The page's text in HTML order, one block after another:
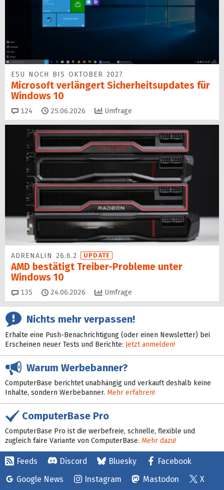
ESU NOCH BIS OKTOBER 2027
Microsoft verlängert Sicherheitsupdates für
Windows 10
124 Kommentare
25.06.2026 Umfrage
ADRENALIN 26.6.2 UPDATE
AMD bestätigt Treiber-Probleme unter
Windows 10
135 Kommentare
24.06.2026 Umfrage
Nichts mehr verpassen!
Erhalte eine Push-Benachrichtigung (oder einen Newsletter) bei
Erscheinen neuer Tests und Berichte: Jetzt anmelden!
Warum Werbebanner?
ComputerBase berichtet unabhängig und verkauft deshalb keine
Inhalte, sondern Werbebanner. Mehr erfahren!
ComputerBase Pro
ComputerBase Pro ist die werbefreie, schnelle, flexible und
zugleich faire Variante von ComputerBase. Mehr dazu!
Feeds Discord Bluesky
Facebook
Google News
Instagram Mastodon X